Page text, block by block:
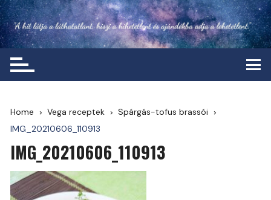
Skip
to
content
Home Vega receptek
Spárgás-tofus brassói
IMG_20210606_110913
IMG_20210606_110913